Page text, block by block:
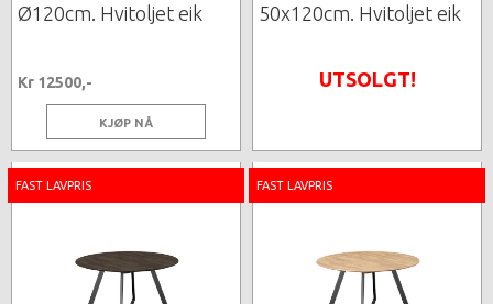
Ø120cm. Hvitoljet eik
Kr 12500,-
KJØP NÅ
50x120cm. Hvitoljet eik
UTSOLGT!
FAST LAVPRIS FAST LAVPRIS